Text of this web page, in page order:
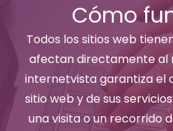
de
los
servicios
de
Cómo
Todos los sitios web
afectan directamente al
internetvista garantiza el
sitio web y de sus
una visita o un recorrido